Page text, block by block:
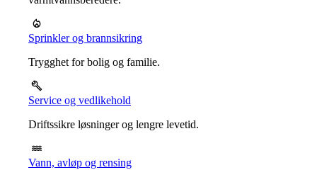
Sprinkler og brannsikring
Trygghet for bolig og familie.
Service og vedlikehold
Driftssikre løsninger og lengre levetid.
Vann, avløp og rensing